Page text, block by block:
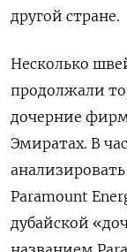
другой стране.
Несколько
продолжали
дочерние
Эмиратах. В
Paramount
дубайской